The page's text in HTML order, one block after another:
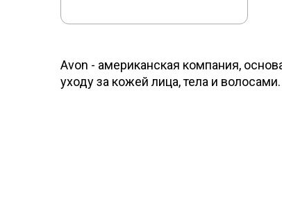
Avon - американская компания,
уходу за кожей лица, тела и